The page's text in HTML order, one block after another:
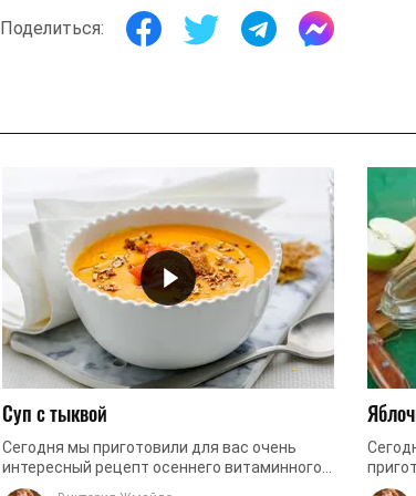
Поделиться:
Суп с тыквой
Сегодня мы приготовили для вас очень
интересный рецепт осеннего витаминного
супа. Мы предлагаем вам приготовить суп с
У